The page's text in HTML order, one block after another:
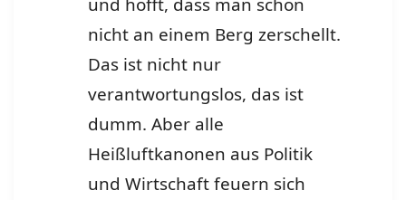
nicht an einem Berg zerschellt.
Das ist nicht nur
verantwortungslos, das ist
dumm. Aber alle
Heißluftkanonen aus Politik
und Wirtschaft feuern sich